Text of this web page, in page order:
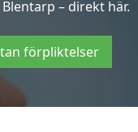
– direkt här.
förpliktelser